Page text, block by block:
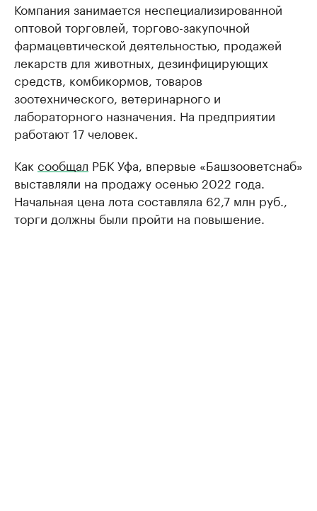
Компания занимается неспециализированной
оптовой торговлей, торгово-закупочной
фармацевтической деятельностью, продажей
лекарств для животных, дезинфицирующих
средств, комбикормов, товаров
зоотехнического, ветеринарного и
лабораторного назначения. На предприятии
работают 17 человек.
Как сообщал РБК Уфа, впервые «Башзооветснаб»
выставляли на продажу осенью 2022 года.
Начальная цена лота составляла 62,7 млн руб.,
торги должны были пройти на повышение.